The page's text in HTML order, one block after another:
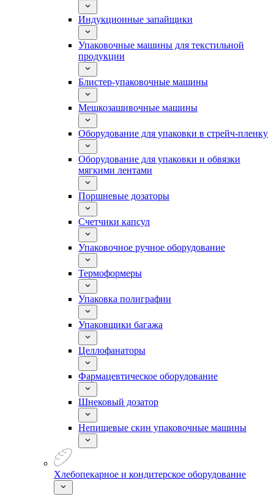
Индукционные запайщики
Упаковочные машины для текстильной
продукции
Блистер-упаковочные машины
Мешкозашивочные машины
Оборудование для упаковки в стрейч-пленку
Оборудование для упаковки и обвязки
мягкими лентами
Поршневые дозаторы
Счетчики капсул
Упаковочное ручное оборудование
Термоформеры
Упаковка полиграфии
Упаковщики багажа
Целлофанаторы
Фармацевтическое оборудование
Шнековый дозатор
Непищевые скин упаковочные машины
Хлебопекарное и кондитерское оборудование